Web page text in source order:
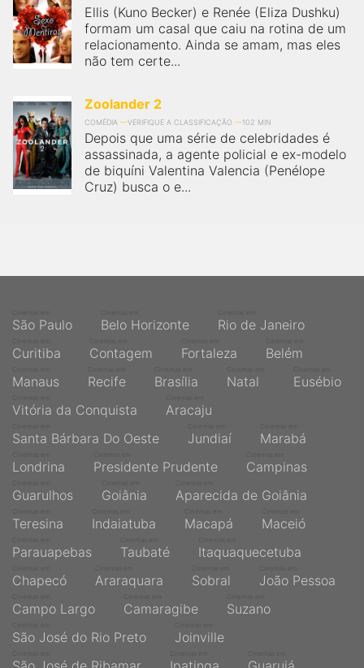
Ellis (Kuno Becker) e Renée (Eliza Dushku)
formam um casal que caiu na rotina de um
relacionamento. Ainda se amam, mas eles
não tem certe...
Zoolander 2
COMÉDIA VERIFIQUE A CLASSIFICAÇÃO 102 MIN
Depois que uma série de celebridades é
assassinada, a agente policial e ex-modelo
de biquíni Valentina Valencia (Penélope
Cruz) busca o e...
São Paulo Belo Horizonte Rio de Janeiro
Curitiba Contagem Fortaleza Belém
Manaus Recife Brasília Natal Eusébio
Vitória da Conquista Aracaju
Santa Bárbara Do Oeste Jundiaí Marabá
Londrina Presidente Prudente Campinas
Guarulhos Goiânia Aparecida de Goiânia
Teresina Indaiatuba Macapá Maceió
Parauapebas Taubaté Itaquaquecetuba
Chapecó Araraquara Sobral João Pessoa
Campo Largo Camaragibe Suzano
São José do Rio Preto Joinville